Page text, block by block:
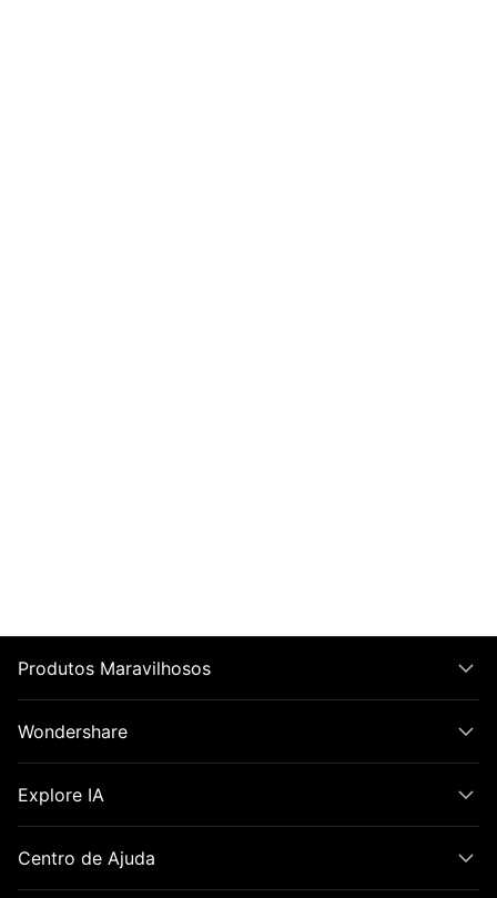
Produtos Maravilhosos
Wondershare
Explore IA
Centro de Ajuda